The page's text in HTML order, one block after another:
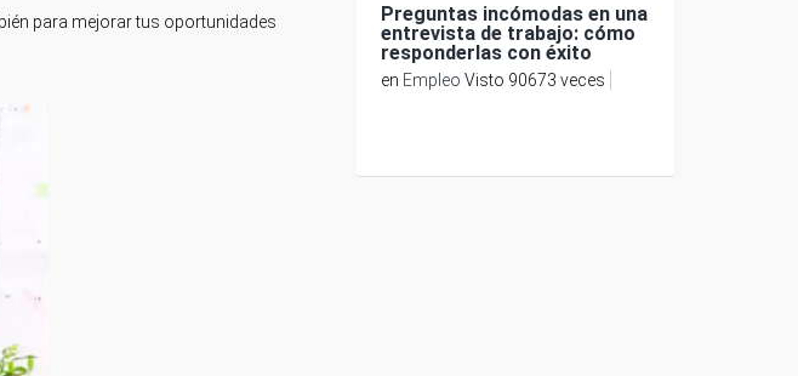
para mejorar tus oportunidades
Preguntas incómodas en una
entrevista de trabajo: cómo
responderlas con éxito
en Empleo Visto 90673 veces